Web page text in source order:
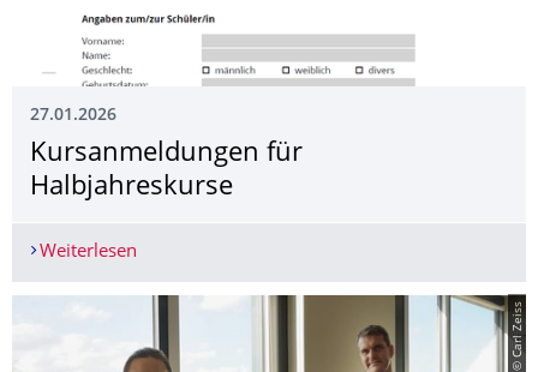
27.01.2026
­Kursanmeldungen für
Halbjahreskurse
Weiterlesen
© Carl Zeiss